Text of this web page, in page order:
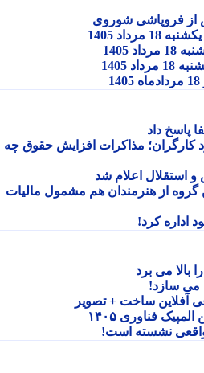
فروپاشی شوروی
1405
داد
مذاکرات افزایش حقوق چه
اعلام شد
از هنرمندان هم مشمول مالیات
کرد!
می برد
سازد!
ساخت + تصویر
فناوری ۱۴۰۵
نشسته است!